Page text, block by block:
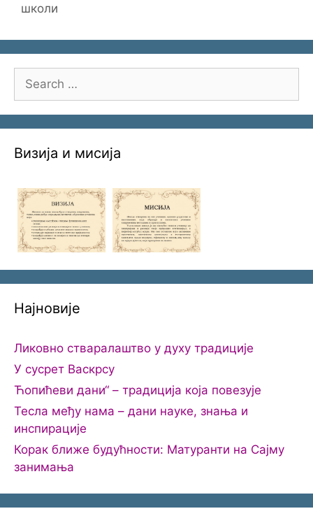
школи
for:
Визија и мисија
Најновије
Ликовно стваралаштво у духу традиције
У сусрет Васкрсу
Ћопићеви дани“ – традиција која повезује
Тесла међу нама – дани науке, знања и
инспирације
Корак ближе будућности: Матуранти на Сајму
занимања